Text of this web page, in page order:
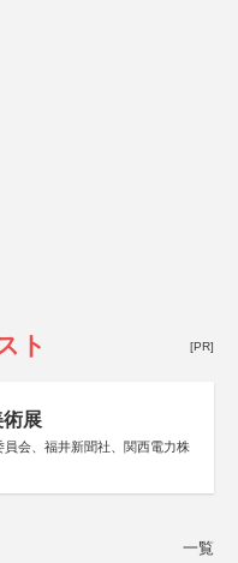
ト [PR]
展
会、福井新聞社、関西電力株
一覧